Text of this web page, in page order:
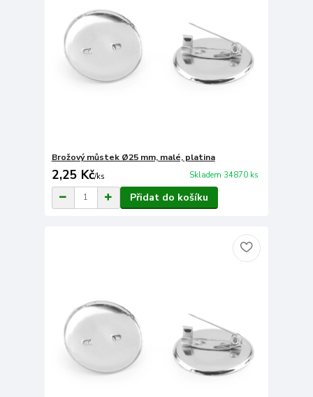
Brožový můstek Ø25 mm, malé, platina
2,25 Kč/ks Skladem 34870 ks
Přidat do košíku